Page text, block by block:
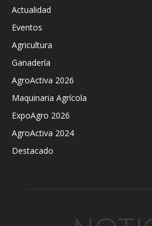
Actualidad
Eventos
Agricultura
Ganadería
AgroActiva 2026
Maquinaria Agrícola
ExpoAgro 2026
AgroActiva 2024
Destacado